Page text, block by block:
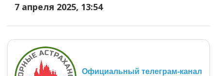
7 апреля 2025, 13:54
Официальный телеграм-канал